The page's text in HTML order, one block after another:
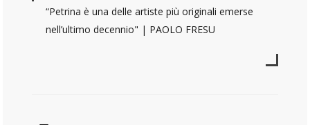
“Petrina è una delle artiste più originali emerse
nell’ultimo decennio" | PAOLO FRESU